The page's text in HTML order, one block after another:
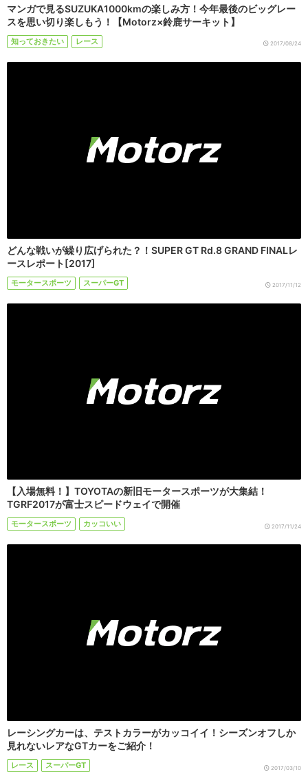
マンガで見るSUZUKA1000kmの楽しみ方！今年最後のビッグレー
スを思い切り楽しもう！【Motorz×鈴鹿サーキット】
知っておきたい レース 2017/08/24
どんな戦いが繰り広げられた？！SUPER GT Rd.8 GRAND FINALレ
ースレポート[2017]
モータースポーツ スーパーGT 2017/11/12
【入場無料！】TOYOTAの新旧モータースポーツが大集結！
TGRF2017が富士スピードウェイで開催
モータースポーツ カッコいい 2017/11/24
レーシングカーは、テストカラーがカッコイイ！シーズンオフしか
見れないレアなGTカーをご紹介！
レース スーパーGT 2017/03/10